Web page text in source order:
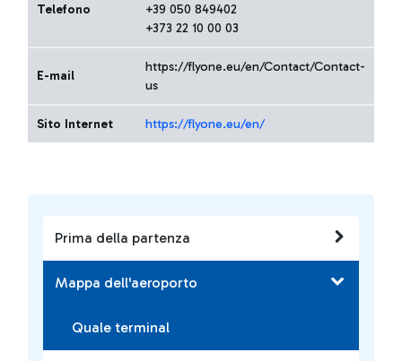
Prima della partenza
Mappa dell'aeroporto
Quale terminal
Telefono
+39 050 849402
+373 22 10 00 03
E-mail
https://flyone.eu/en/Contact/Contact-
us
Sito Internet https://flyone.eu/en/